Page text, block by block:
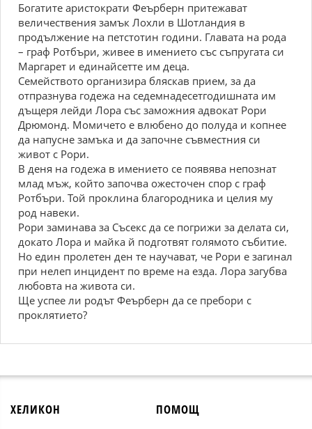
Богатите аристократи Феърберн притежават
величествения замък Лохли в Шотландия в
продължение на петстотин години. Главата на рода
– граф Ротбъри, живее в имението със съпругата си
Маргарет и единайсетте им деца.
Семейството организира бляскав прием, за да
отпразнува годежа на седемнадесетгодишната им
дъщеря лейди Лора със заможния адвокат Рори
Дрюмонд. Момичето е влюбено до полуда и копнее
да напусне замъка и да започне съвместния си
живот с Рори.
В деня на годежа в имението се появява непознат
млад мъж, който започва ожесточен спор с граф
Ротбъри. Той проклина благородника и целия му
род навеки.
Рори заминава за Съсекс да се погрижи за делата си,
докато Лора и майка й подготвят голямото събитие.
Но един пролетен ден те научават, че Рори е загинал
при нелеп инцидент по време на езда. Лора загубва
любовта на живота си.
Ще успее ли родът Феърберн да се пребори с
проклятието?
ХЕЛИКОН ПОМОЩ